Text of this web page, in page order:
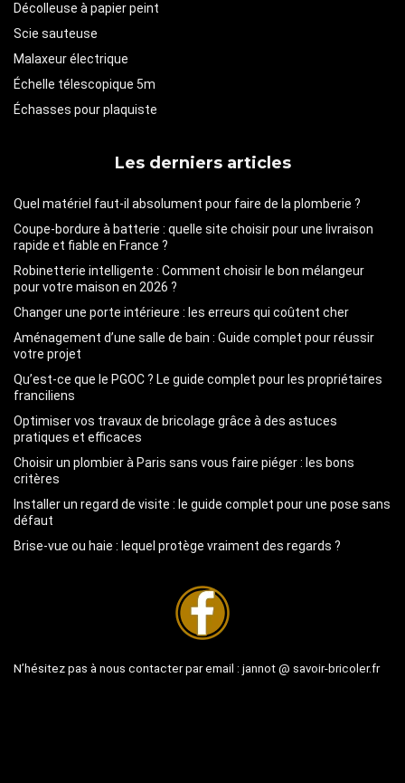
Décolleuse à papier peint
Scie sauteuse
Malaxeur électrique
Échelle télescopique 5m
Échasses pour plaquiste
Les derniers articles
Quel matériel faut-il absolument pour faire de la plomberie ?
Coupe-bordure à batterie : quelle site choisir pour une livraison
rapide et fiable en France ?
Robinetterie intelligente : Comment choisir le bon mélangeur
pour votre maison en 2026 ?
Changer une porte intérieure : les erreurs qui coûtent cher
Aménagement d’une salle de bain : Guide complet pour réussir
votre projet
Qu’est-ce que le PGOC ? Le guide complet pour les propriétaires
franciliens
Optimiser vos travaux de bricolage grâce à des astuces
pratiques et efficaces
Choisir un plombier à Paris sans vous faire piéger : les bons
critères
Installer un regard de visite : le guide complet pour une pose sans
défaut
Brise-vue ou haie : lequel protège vraiment des regards ?
N’hésitez pas à nous contacter par email : jannot @ savoir-bricoler.fr